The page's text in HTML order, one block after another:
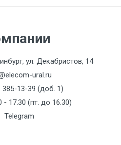
ул. Декабристов, 14
ural.ru
385-13-39 (доб. 1)
- 17.30 (пт. до 16.30)
Telegram